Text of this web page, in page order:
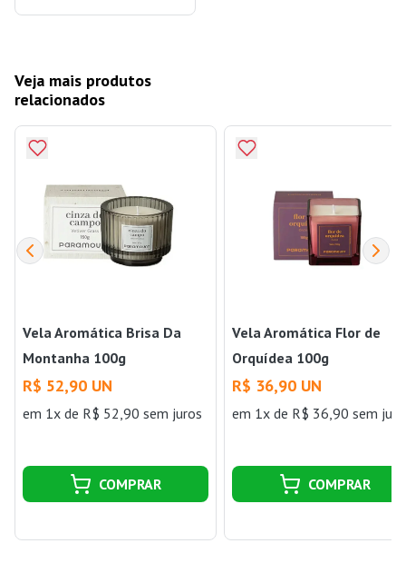
Veja mais produtos
relacionados
Vela Aromática Brisa Da
Montanha 100g
R$ 52,90 UN
em 1x de R$ 52,90 sem juros
COMPRAR
Vela Aromática Flor de
Orquídea 100g
R$ 36,90 UN
em 1x de R$ 36,90 sem
COMPRAR